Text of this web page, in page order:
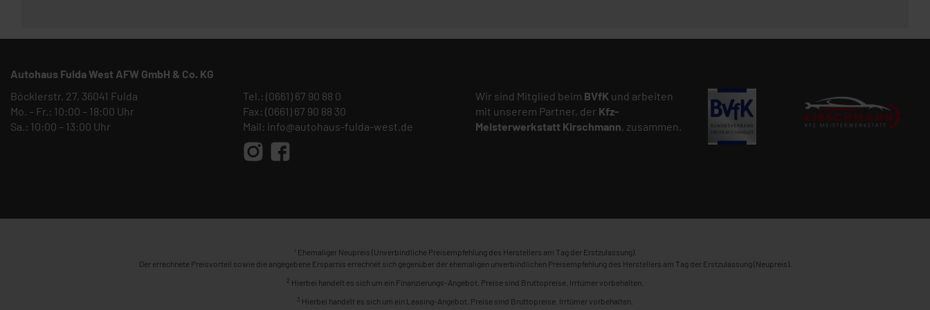
Autohaus Fulda West AFW GmbH & Co. KG
Böcklerstr. 27, 36041 Fulda
Mo. – Fr.: 10:00 – 18:00 Uhr
Sa.: 10:00 – 13:00 Uhr
Tel.: (0661) 67 90 88 0
Fax: (0661) 67 90 88 30
Mail: info@autohaus-fulda-west.de
Wir sind Mitglied beim BVfK und arbeiten
mit unserem Partner, der Kfz-
Meisterwerkstatt Kirschmann, zusammen.
1 Ehemaliger Neupreis (Unverbindliche Preisempfehlung des Herstellers am Tag der Erstzulassung).
Der errechnete Preisvorteil sowie die angegebene Ersparnis errechnet sich gegenüber der ehemaligen unverbindlichen Preisempfehlung des Herstellers am Tag der Erstzulassung (Neupreis).
2 Hierbei handelt es sich um ein Finanzierungs-Angebot. Preise sind Bruttopreise. Irrtümer vorbehalten.
3 Hierbei handelt es sich um ein Leasing-Angebot. Preise sind Bruttopreise. Irrtümer vorbehalten.